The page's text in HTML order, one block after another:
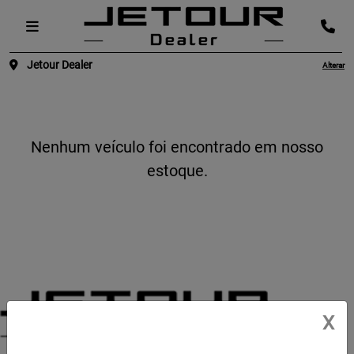
Jetour Dealer Alterar
Nenhum veículo foi encontrado em nosso
estoque.
X